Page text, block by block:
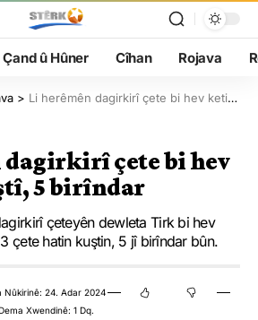
Çand û Hûner Cîhan Rojava
> Li herêmên dagirkirî çete bi hev ketin: 3 kuştî, 5 birîndar
dagirkirî çete bi hev
5 birîndar
çeteyên dewleta Tirk bi hev
çete hatin kuştin, 5 jî birîndar bûn.
Nûkirinê: 24. Adar 2024
Xwendinê: 1 Dq.